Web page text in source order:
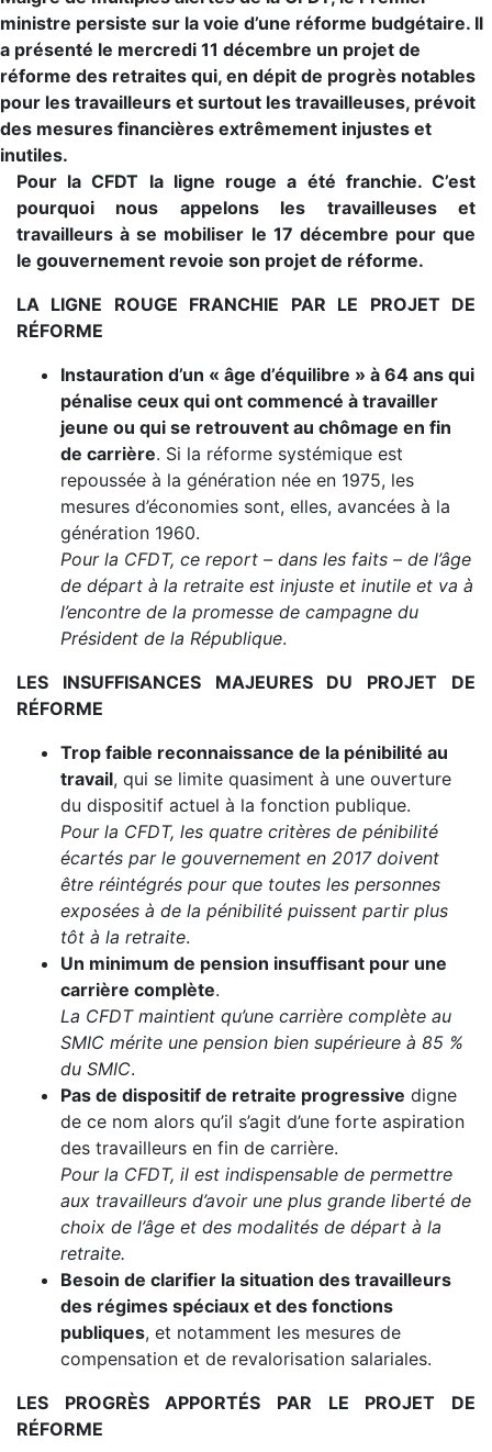
ministre persiste sur la voie d’une réforme budgétaire. Il
a présenté le mercredi 11 décembre un projet de
réforme des retraites qui, en dépit de progrès notables
pour les travailleurs et surtout les travailleuses, prévoit
des mesures financières extrêmement injustes et
inutiles.
Pour la CFDT la ligne rouge a été franchie. C’est
pourquoi nous appelons les travailleuses et
travailleurs à se mobiliser le 17 décembre pour que
le gouvernement revoie son projet de réforme.
LA LIGNE ROUGE FRANCHIE PAR LE PROJET DE
RÉFORME
Instauration d’un « âge d’équilibre » à 64 ans qui
pénalise ceux qui ont commencé à travailler
jeune ou qui se retrouvent au chômage en fin
de carrière. Si la réforme systémique est
repoussée à la génération née en 1975, les
mesures d’économies sont, elles, avancées à la
génération 1960.
Pour la CFDT, ce report – dans les faits – de l’âge
de départ à la retraite est injuste et inutile et va à
l’encontre de la promesse de campagne du
Président de la République.
LES INSUFFISANCES MAJEURES DU PROJET DE
RÉFORME
Trop faible reconnaissance de la pénibilité au
travail, qui se limite quasiment à une ouverture
du dispositif actuel à la fonction publique.
Pour la CFDT, les quatre critères de pénibilité
écartés par le gouvernement en 2017 doivent
être réintégrés pour que toutes les personnes
exposées à de la pénibilité puissent partir plus
tôt à la retraite.
Un minimum de pension insuffisant pour une
carrière complète.
La CFDT maintient qu’une carrière complète au
SMIC mérite une pension bien supérieure à 85 %
du SMIC.
Pas de dispositif de retraite progressive digne
de ce nom alors qu’il s’agit d’une forte aspiration
des travailleurs en fin de carrière.
Pour la CFDT, il est indispensable de permettre
aux travailleurs d’avoir une plus grande liberté de
choix de l’âge et des modalités de départ à la
retraite.
Besoin de clarifier la situation des travailleurs
des régimes spéciaux et des fonctions
publiques, et notamment les mesures de
compensation et de revalorisation salariales.
LES PROGRÈS APPORTÉS PAR LE PROJET DE
RÉFORME